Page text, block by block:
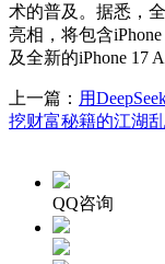
术的普及。据悉，
亮相，将包含iPhone
及全新的iPhone 17
上一篇： 用
挖财富秘籍的江湖
QQ咨询